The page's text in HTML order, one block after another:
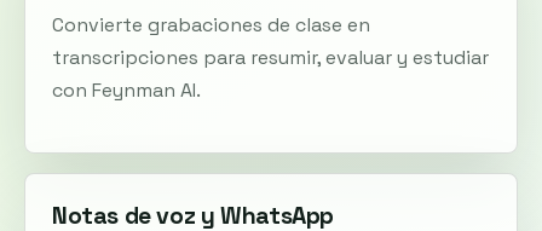
Convierte grabaciones de clase en
transcripciones para resumir, evaluar y estudiar
con Feynman AI.
Notas de voz y WhatsApp